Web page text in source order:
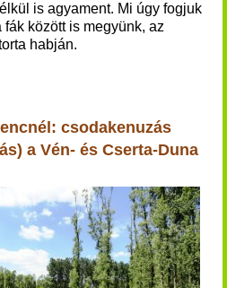
is agyament. Mi úgy fogjuk
között is megyünk, az
habján.
csodakenuzás
a Vén- és Cserta-Duna